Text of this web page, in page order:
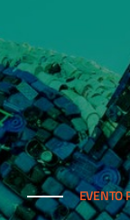
EVENTO